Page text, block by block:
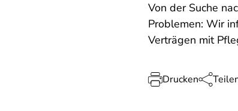
Von der Suche
Problemen: Wir
Verträgen mit
Drucken